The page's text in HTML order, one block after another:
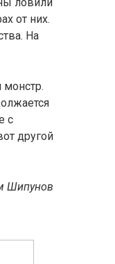
от них.
На
с
другой
Шипунов